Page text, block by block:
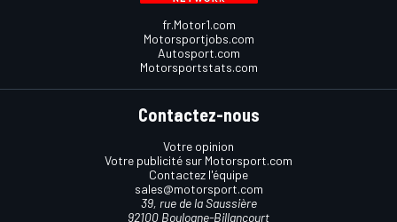
fr.Motor1.com
Motorsportjobs.com
Autosport.com
Motorsportstats.com
Contactez-nous
Votre opinion
Votre publicité sur Motorsport.com
Contactez l'équipe
sales@motorsport.com
39, rue de la Saussière
92100 Boulogne-Billancourt